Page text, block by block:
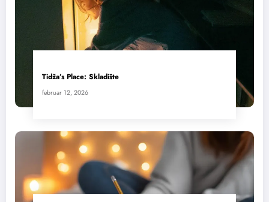
Tidža’s Place: Skladište
februar 12, 2026